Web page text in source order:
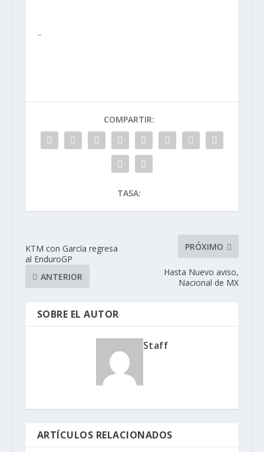
–
COMPARTIR:
TASA:
KTM con García regresa
al EnduroGP
ANTERIOR
PRÓXIMO
Hasta Nuevo aviso,
Nacional de MX
SOBRE EL AUTOR
Staff
ARTÍCULOS RELACIONADOS